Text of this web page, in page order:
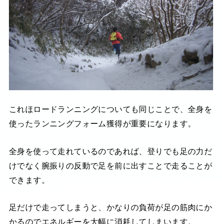
これほロードランニングについても同じことで、全身を
使ったランニングフォーム獲得が重要になります。
全身を使って走れているのであれば、登りでも足の力だ
けでなく腕振りの反動で足を前に出すことで走ることが
できます。
足だけで走ってしまうと、かなりの負荷が足の筋肉にか
かるのでエネルギーを大幅に消耗してしまいます。